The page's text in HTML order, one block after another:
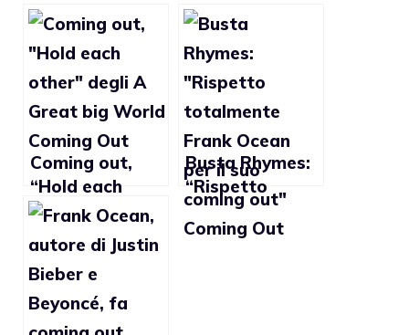
Coming out,
“Hold each
other” degli A
Great big World
Busta Rhymes:
“Rispetto
totalmente
Frank Ocean